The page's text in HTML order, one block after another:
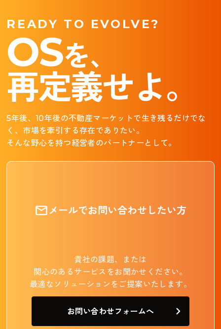
READY TO EVOLVE?
OSを、
再定義せよ。
5年後、10年後の不動産マーケットで生き残るだけでな
く、 市場を牽引する存在でありたい。
そんな野心を持つ経営者のパートナーとして。
メールでお問い合わせしたい方
貴社の課題、または
関心のあるサービスをお聞かせください。
最適なソリューションをご提案いたします。
お問い合わせフォームへ